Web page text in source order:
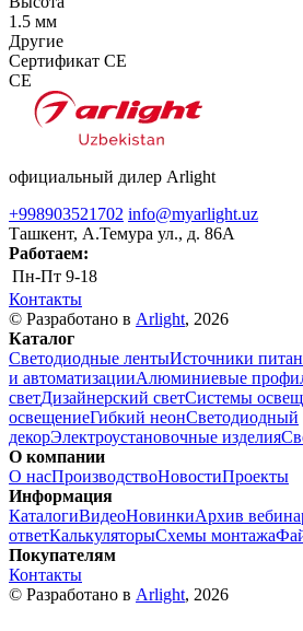
1.5 мм
Другие
Сертификат CE
CE
официальный дилер Arlight
+998903521702 info@myarlight.uz
Ташкент, А.Темура ул., д. 86А
Работаем:
Пн-Пт 9-18
Контакты
© Разработано в Arlight, 2026
Каталог
Светодиодные лентыИсточники
и автоматизацииАлюминиевые
светДизайнерский светСистемы
освещениеГибкий неонСветодиодный
декорЭлектроустановочные изделия
О компании
О насПроизводствоНовостиПроекты
Информация
КаталогиВидеоНовинкиАрхив
ответКалькуляторыСхемы монтажа
Покупателям
Контакты
© Разработано в Arlight, 2026